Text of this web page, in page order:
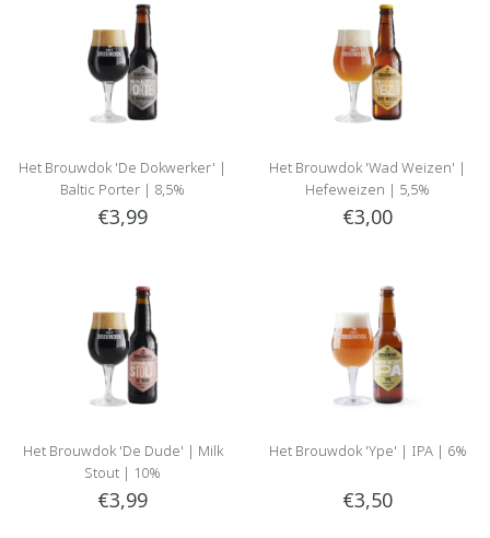
Het Brouwdok 'De Dokwerker' |
Baltic Porter | 8,5%
€3,99
Het Brouwdok 'Wad Weizen' |
Hefeweizen | 5,5%
€3,00
Het Brouwdok 'De Dude' | Milk
Stout | 10%
€3,99
Het Brouwdok 'Ype' | IPA | 6%
€3,50